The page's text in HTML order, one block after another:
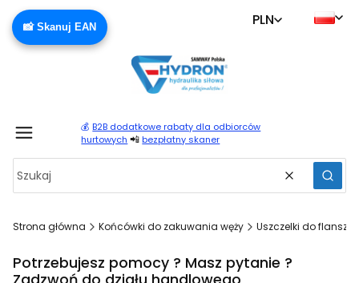
📸 Skanuj EAN PLN
💰 B2B dodatkowe rabaty dla odbiorców
hurtowych 📲 bezpłatny skaner
Wyczyść
Strona główna Końcówki do zakuwania węży Uszczelki do flansz,
Potrzebujesz pomocy ? Masz pytanie ?